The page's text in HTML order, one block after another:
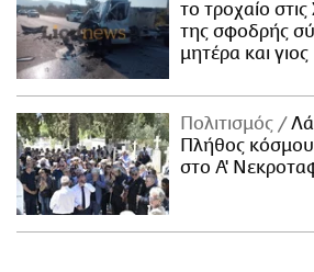
το τροχαίο
της σφοδρής
μητέρα και γιος
Πολιτισμός
Πλήθος κόσμου
στο Α'